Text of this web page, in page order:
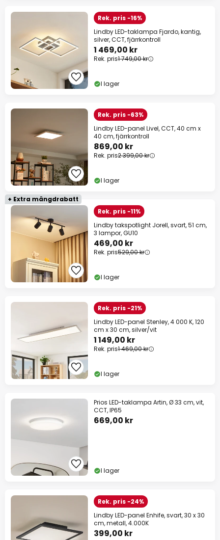
Rek. pris -16%
Lindby LED-taklampa Fjardo, kantig,
silver, CCT, fjärrkontroll
1 469,00 kr
Rek. pris1 749,00 kr
I lager
Rek. pris -63%
Lindby LED-panel Livel, CCT, 40 cm x
40 cm, fjärrkontroll
869,00 kr
Rek. pris2 399,00 kr
I lager
+ Extra mängdrabatt
Rek. pris -11%
Lindby takspotlight Jorell, svart, 51 cm,
3 lampor, GU10
469,00 kr
Rek. pris529,00 kr
I lager
Rek. pris -21%
Lindby LED-panel Stenley, 4 000 K, 120
cm x 30 cm, silver/vit
1 149,00 kr
Rek. pris1 469,00 kr
I lager
Prios LED-taklampa Artin, Ø 33 cm, vit,
CCT, IP65
669,00 kr
I lager
Rek. pris -24%
Lindby LED-panel Enhife, svart, 30 x 30
cm, metall, 4.000K
399,00 kr